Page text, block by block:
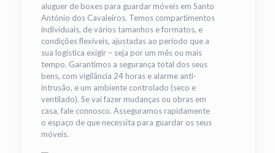
aluguer de boxes para guardar móveis em Santo
António dos Cavaleiros. Temos compartimentos
individuais, de vários tamanhos e formatos, e
condições flexíveis, ajustadas ao período que a
sua logística exigir – seja por um mês ou mais
tempo. Garantimos a segurança total dos seus
bens, com vigilância 24 horas e alarme anti-
intrusão, e um ambiente controlado (seco e
ventilado). Se vai fazer mudanças ou obras em
casa, fale connosco. Asseguramos rapidamente
o espaço de que necessita para guardar os seus
móveis.